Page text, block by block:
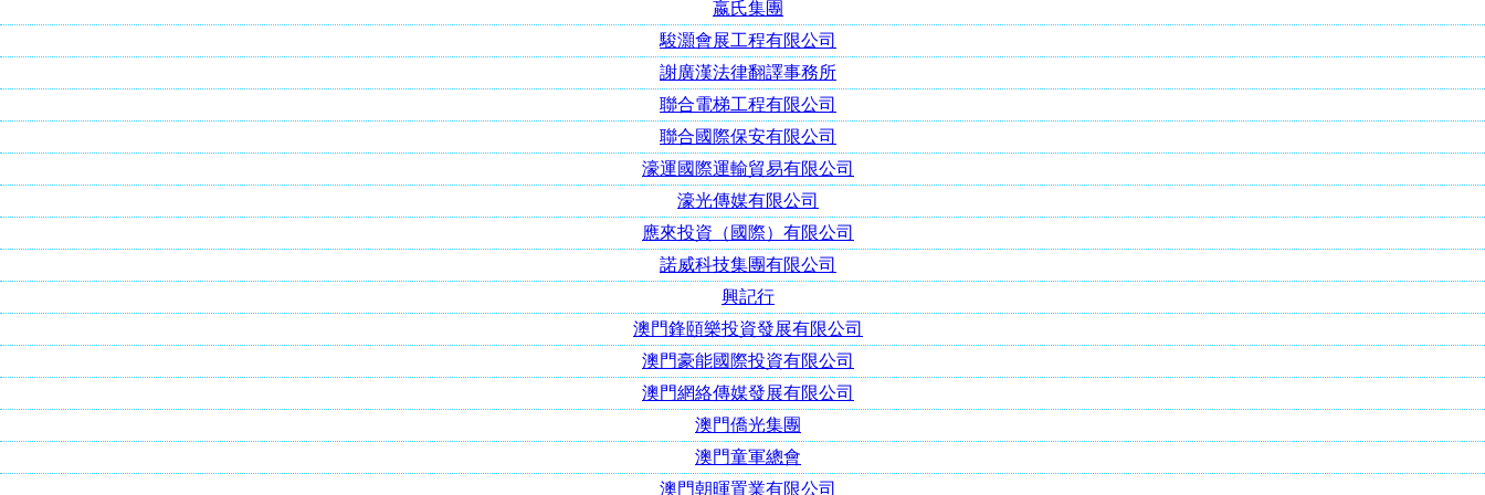
嬴氏集團
駿灝會展工程有限公司
謝廣漢法律翻譯事務所
聯合電梯工程有限公司
聯合國際保安有限公司
濠運國際運輸貿易有限公司
濠光傳媒有限公司
應來投資（國際）有限公司
諾威科技集團有限公司
興記行
澳門鋒頤樂投資發展有限公司
澳門豪能國際投資有限公司
澳門網絡傳媒發展有限公司
澳門僑光集團
澳門童軍總會
澳門朝暉置業有限公司